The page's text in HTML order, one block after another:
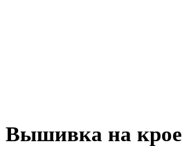
Вышивка на крое